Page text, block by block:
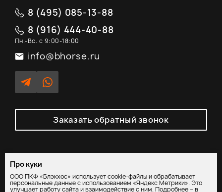
8 (495) 085-13-88
8 (916) 444-40-88
Пн.-Вс. с 9:00-18:00
info@bhorse.ru
Заказать обратный звонок
Политика обработки персональных данных
обработку персональных данных
Про куки
ООО ПКФ «Блэкхос» использует cookie-файлы и обрабатывает
персональные данные с использованием «Яндекс Метрики». Это
улучшает работу сайта и взаимодействие с ним. Подробнее – в